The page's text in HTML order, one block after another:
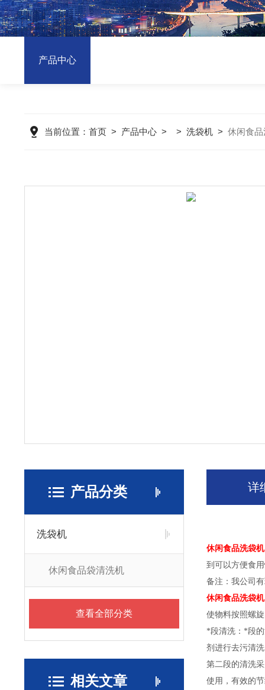
产品中心
当前位置： 首页> 产品中心> > 洗袋机> 休闲食
产品分类
洗袋机
休闲食品袋清洗机
查看全部分类
相关文章
详
休闲食品洗袋
到可以方便食
备注：我公司
休闲食品洗袋
使物料按照螺
*段清洗：*段
剂进行去污清
第二段的清洗
使用，有效的